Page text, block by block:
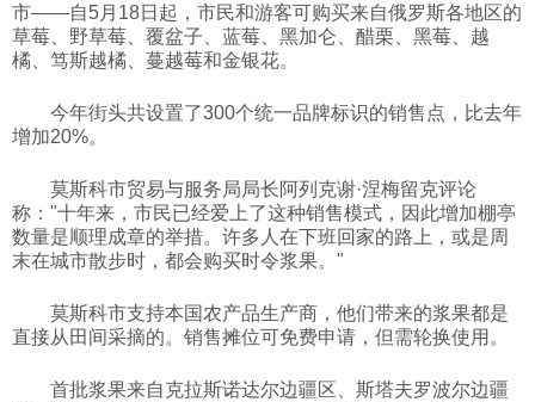
经济
科技
社会
文化
历史
市——自5月18日起，市民和游客可购买来自俄罗斯各地区的
草莓、野草莓、覆盆子、蓝莓、黑加仑、醋栗、黑莓、越
橘、笃斯越橘、蔓越莓和金银花。
今年街头共设置了300个统一品牌标识的销售点，比去年
增加20%。
莫斯科市贸易与服务局局长阿列克谢·涅梅留克评论
称："十年来，市民已经爱上了这种销售模式，因此增加棚亭
数量是顺理成章的举措。许多人在下班回家的路上，或是周
末在城市散步时，都会购买时令浆果。"
莫斯科市支持本国农产品生产商，他们带来的浆果都是
直接从田间采摘的。销售摊位可免费申请，但需轮换使用。
首批浆果来自克拉斯诺达尔边疆区、斯塔夫罗波尔边疆